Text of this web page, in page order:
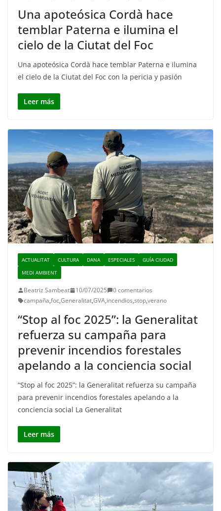
Una apoteósica Cordà hace
temblar Paterna e ilumina el
cielo de la Ciutat del Foc
Una apoteósica Cordà hace temblar Paterna e ilumina
el cielo de la Ciutat del Foc con la pericia y pasión
Leer más
ACTUALITAT CULTURA DANA ESPECIALES
GUÍA CIUDAD
MEDI AMBIENT
Beatriz Sambeat 10/07/2025
0 comentarios
campaña,foc,Generalitat,GVA,incendios,stop,verano
“Stop al foc 2025”: la Generalitat
refuerza su campaña para
prevenir incendios forestales
apelando a la conciencia social
“Stop al foc 2025”: la Generalitat refuerza su campaña
para prevenir incendios forestales apelando a la
conciencia social La Generalitat
Leer más